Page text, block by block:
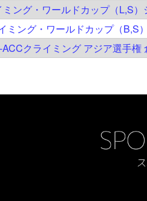
ング・ワールドカップ（L,S
ミング・ワールドカップ（B,S
クライミング アジア選手権